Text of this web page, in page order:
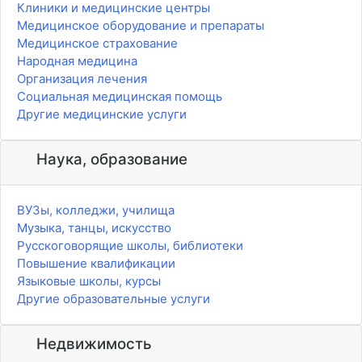
Клиники и медицинские центры
Медицинское оборудование и препараты
Медицинское страхование
Народная медицина
Организация лечения
Социальная медицинская помощь
Другие медицинские услуги
Наука, образование
ВУЗы, колледжи, училища
Музыка, танцы, искусство
Русскоговорящие школы, библиотеки
Повышение квалификации
Языковые школы, курсы
Другие образовательные услуги
Недвижимость